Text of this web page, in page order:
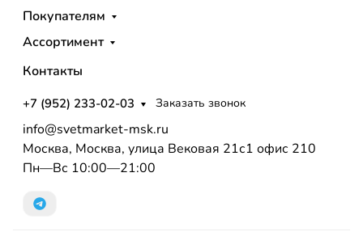
Покупателям
Ассортимент
Контакты
+7 (952) 233-02-03 Заказать звонок
info@svetmarket-msk.ru
Москва, Москва, улица Вековая 21с1 офис 210
Пн—Вс 10:00—21:00